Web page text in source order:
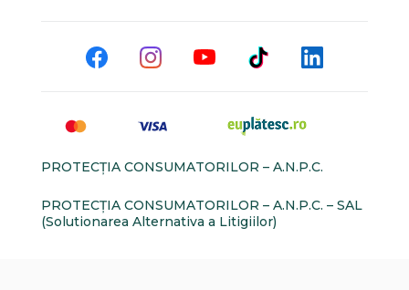
PROTECŢIA CONSUMATORILOR – A.N.P.C.
PROTECŢIA CONSUMATORILOR – A.N.P.C. – SAL
(Solutionarea Alternativa a Litigiilor)